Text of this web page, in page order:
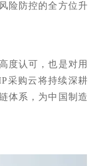
险防控的全方位升
度认可，也是对用
采购云将持续深耕
体系，为中国制造